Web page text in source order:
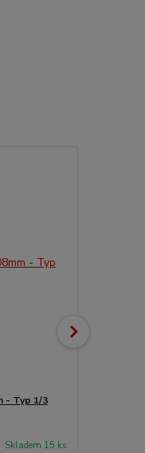
- Typ 1/3
Skladem 15 ks